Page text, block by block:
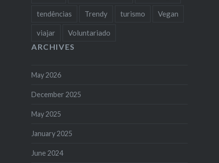
tendências Trendy turismo Vegan
viajar Voluntariado
ARCHIVES
May 2026
December 2025
May 2025
January 2025
June 2024